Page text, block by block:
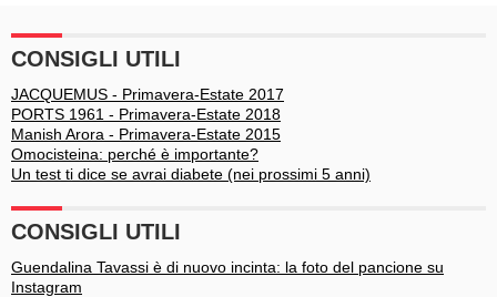
CONSIGLI UTILI
JACQUEMUS - Primavera-Estate 2017
PORTS 1961 - Primavera-Estate 2018
Manish Arora - Primavera-Estate 2015
Omocisteina: perché è importante?
Un test ti dice se avrai diabete (nei prossimi 5 anni)
CONSIGLI UTILI
Guendalina Tavassi è di nuovo incinta: la foto del pancione su
Instagram